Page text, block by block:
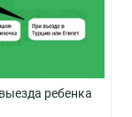
ребенка